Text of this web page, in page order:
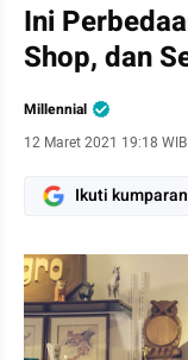
Ini
Shop, dan
Millennial
12 Maret 2021 19:18 WIB
Ikuti